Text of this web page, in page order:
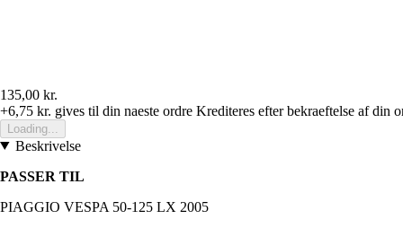
135,00 kr.
+6,75 kr. gives til din naeste ordre Krediteres efter bekraeftelse af din
Loading...
Beskrivelse
PASSER TIL
PIAGGIO VESPA 50-125 LX 2005